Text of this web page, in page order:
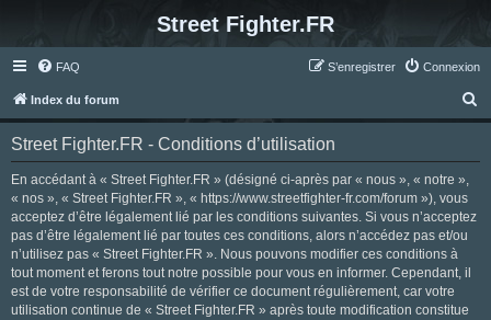
Street Fighter.FR
FAQ Connexion
S’enregistrer
Index du forum
e
Street Fighter.FR - Conditions d’utilisation
En accédant à « Street Fighter.FR » (désigné ci-après par « nous », « notre »,
« nos », « Street Fighter.FR », « https://www.streetfighter-fr.com/forum »), vous
acceptez d’être légalement lié par les conditions suivantes. Si vous n’acceptez
pas d’être légalement lié par toutes ces conditions, alors n’accédez pas et/ou
n’utilisez pas « Street Fighter.FR ». Nous pouvons modifier ces conditions à
tout moment et ferons tout notre possible pour vous en informer. Cependant, il
est de votre responsabilité de vérifier ce document régulièrement, car votre
utilisation continue de « Street Fighter.FR » après toute modification constitue